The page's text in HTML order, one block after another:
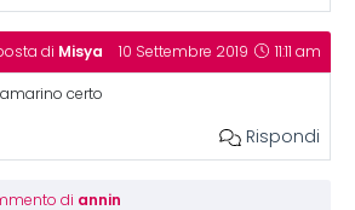
di Misya 10 Settembre 2019 11:11 am
certo
Rispondi
di annin